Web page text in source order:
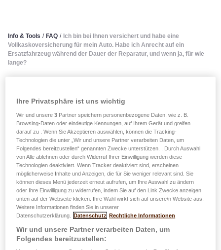
Info & Tools / FAQ / Ich bin bei Ihnen versichert und habe eine
Vollkaskoversicherung für mein Auto. Habe ich Anrecht auf ein
Ersatzfahrzeug während der Dauer der Reparatur, und wenn ja, für wie
lange?
und habe eine
Vollkaskoversicherung für
mein Auto. Habe ich Anrecht
auf ein Ersatzfahrzeug
während der Dauer der
Reparatur, und wenn ja, für
wie lange?
Ihre Privatsphäre ist uns wichtig
Wir und unsere3 Partner speichern personenbezogene Daten, wie z. B.
Browsing-Daten oder eindeutige Kennungen, auf Ihrem Gerät und greifen
darauf zu . Wenn Sie Akzeptieren auswählen, können die Tracking-
Technologien die unter „Wir und unsere Partner verarbeiten Daten, um
Folgendes bereitzustellen“ genannten Zwecke unterstützen. . Durch Auswahl
von Alle ablehnen oder durch Widerruf Ihrer Einwilligung werden diese
Technologien deaktiviert. Wenn Tracker deaktiviert sind, erscheinen
möglicherweise Inhalte und Anzeigen, die für Sie weniger relevant sind. Sie
können dieses Menü jederzeit erneut aufrufen, um Ihre Auswahl zu ändern
oder Ihre Einwilligung zu widerrufen, indem Sie auf den Link Zwecke anzeigen
unten auf der Webseite klicken. Ihre Wahl wirkt sich auf unsere/n Website aus.
Weitere Informationen finden Sie in unserer
Datenschutzerklärung.
Datenschutz Rechtliche Informationen
Wir und unsere Partner verarbeiten Daten, um
Folgendes bereitzustellen: